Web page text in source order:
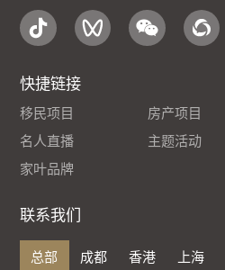
快捷链接
移民项目 房产项目
名人直播
主题活动
家叶品牌
联系我们
总部 成都 香港 上海